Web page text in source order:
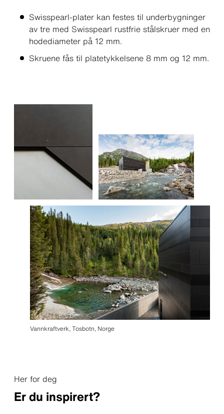
Swisspearl-plater kan festes til underbygninger
av tre med Swisspearl rustfrie stålskruer med en
hodediameter på 12 mm.
Skruene fås til platetykkelsene 8 mm og 12 mm.
Vannkraftverk, Tosbotn, Norge
Her for deg
Er du inspirert?